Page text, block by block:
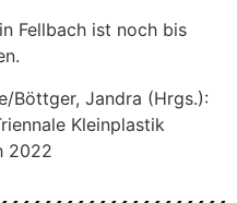
in Fellbach ist noch bis
Böttger, Jandra (Hrgs.):
Kleinplastik
2022